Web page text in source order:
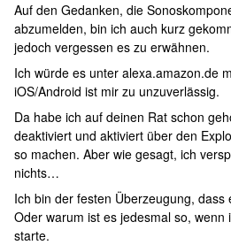
Auf den Gedanken, die
abzumelden, bin ich auch kurz
jedoch vergessen es zu erwähnen.
Ich würde es unter alexa.amazon.de
iOS/Android ist mir zu unzuverlässig.
Da habe ich auf deinen Rat schon
deaktiviert und aktiviert über den
so machen. Aber wie gesagt, ich
nichts…
Ich bin der festen Überzeugung, dass
Oder warum ist es jedesmal so,
starte.